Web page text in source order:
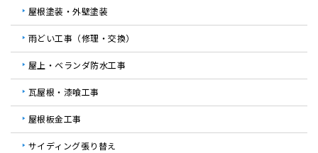
屋根塗装・外壁塗装
雨どい工事（修理・交換）
屋上・ベランダ防水工事
瓦屋根・漆喰工事
屋根板金工事
サイディング張り替え